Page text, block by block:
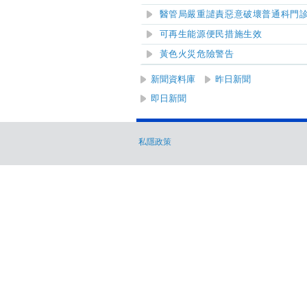
醫管局嚴重譴責惡意破壞普通科門
可再生能源便民措施生效
黃色火災危險警告
新聞資料庫 昨日新聞
即日新聞
私隱政策